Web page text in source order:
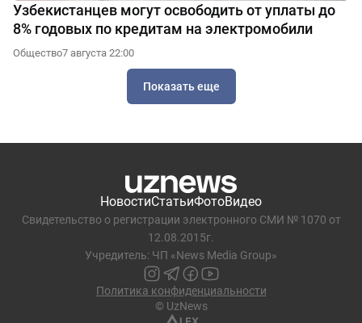
Узбекистанцев могут освободить от уплаты до
8% годовых по кредитам на электромобили
Общество7 августа 22:00
Показать еще
НовостиСтатьиФотоВидео
Свидетельство о регистрации электронного СМИ № 1070 от
12.08.2015г.
Учредитель: ЧП «News Media Group»
Политика конфиденциальности
© UzNews